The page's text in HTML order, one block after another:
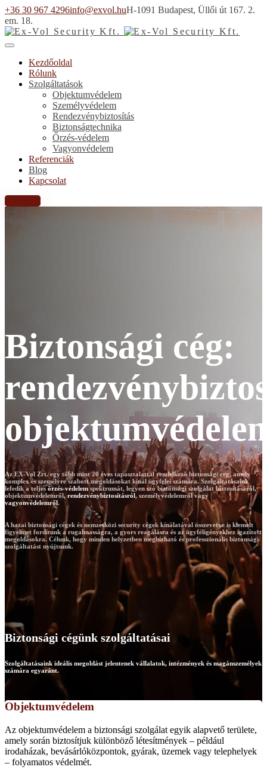
+36 30 967 4296info@exvol.huH-1091 Budapest, Üllői út 167. 2.
em. 18.
Kezdőoldal
Rólunk
Szolgáltatások
Objektumvédelem
Személyvédelem
Rendezvénybiztosítás
Biztonságtechnika
Őrzés-védelem
Vagyonvédelem
Referenciák
Blog
Kapcsolat
Biztonsági cég:
Az EX-Vol Zrt. egy több mint 20 éves tapasztalattal rendelkező biztonsági cég, amely
komplex és személyre szabott megoldásokat kínál ügyfelei számára. Szolgáltatásaink
lefedik a teljesőrzés-védelemspektrumát, legyen szó biztonsági szolgálat biztosításáról,
objektumvédelemről, rendezvénybiztosításról, személyvédelemről vagy
vagyonvédelemről.
A hazai biztonsági cégek és nemzetközi security cégek kínálatával összevetve is kiemelt
figyelmet fordítunk a rugalmasságra, a gyors reagálásra és az ügyféligényekhez igazított
megoldásokra. Célunk, hogy minden helyzetben megbízható és professzionális biztonsági
szolgáltatást nyújtsunk.
Biztonsági cégünk szolgáltatásai
Szolgáltatásaink ideális megoldást jelentenek vállalatok, intézmények és magánszemélyek
számára egyaránt.
Objektumvédelem
Az objektumvédelem a biztonsági szolgálat egyik alapvető területe,
amely során biztosítjuk különböző létesítmények – például
irodaházak, bevásárlóközpontok, gyárak, üzemek vagy telephelyek
– folyamatos védelmét.